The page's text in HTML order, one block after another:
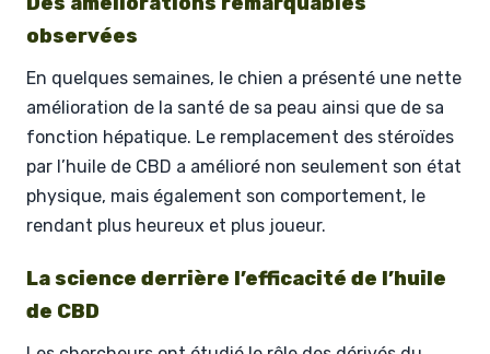
observées
En quelques semaines, le chien a présenté une nette
amélioration de la santé de sa peau ainsi que de sa
fonction hépatique. Le remplacement des stéroïdes
par l’huile de CBD a amélioré non seulement son état
physique, mais également son comportement, le
rendant plus heureux et plus joueur.
La science derrière l’efficacité de l’huile
de CBD